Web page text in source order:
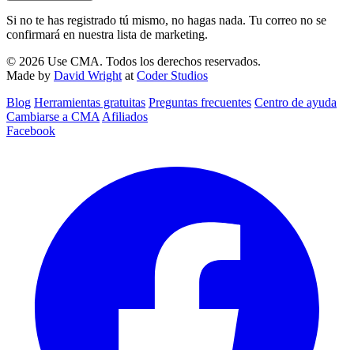
Si no te has registrado tú mismo, no hagas nada. Tu correo no se
confirmará en nuestra lista de marketing.
© 2026 Use CMA. Todos los derechos reservados.
Made by David Wright at Coder Studios
Blog‎ Herramientas gratuitas Preguntas frecuentes Centro de ayuda
Cambiarse a CMA Afiliados
Facebook